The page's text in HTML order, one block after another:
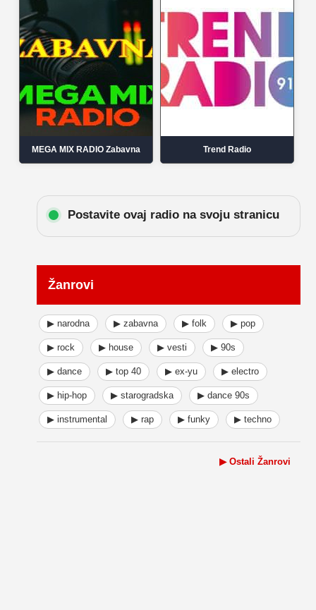
MEGA MIX RADIO Zabavna Trend Radio
Postavite ovaj radio na svoju stranicu
Žanrovi
▶ narodna ▶ zabavna ▶ folk ▶ pop
▶ rock ▶ house ▶ vesti ▶ 90s
▶ dance ▶ top 40 ▶ ex-yu ▶ electro
▶ hip-hop ▶ starogradska ▶ dance 90s
▶ instrumental ▶ rap ▶ funky ▶ techno
▶ Ostali Žanrovi